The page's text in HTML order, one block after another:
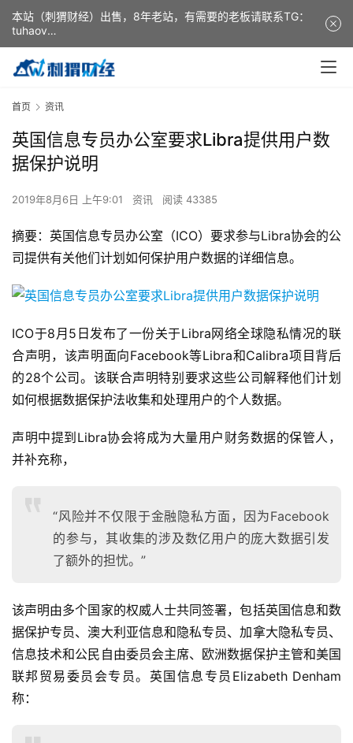
首页 资讯
英国信息专员办公室要求Libra提供用户数
据保护说明
2019年8月6日 上午9:01 资讯 阅读 43385
摘要：英国信息专员办公室（ICO）要求参与Libra协会的公
司提供有关他们计划如何保护用户数据的详细信息。
ICO于8月5日发布了一份关于Libra网络全球隐私情况的联
合声明，该声明面向Facebook等Libra和Calibra项目背后
的28个公司。该联合声明特别要求这些公司解释他们计划
如何根据数据保护法收集和处理用户的个人数据。
声明中提到Libra协会将成为大量用户财务数据的保管人，
并补充称，
“风险并不仅限于金融隐私方面，因为Facebook
的参与，其收集的涉及数亿用户的庞大数据引发
了额外的担忧。”
该声明由多个国家的权威人士共同签署，包括英国信息和数
据保护专员、澳大利亚信息和隐私专员、加拿大隐私专员、
信息技术和公民自由委员会主席、欧洲数据保护主管和美国
联邦贸易委员会专员。英国信息专员Elizabeth Denham
称：
本站（刺猬财经）出售，8年老站，有需要的老板请联系TG：
tuhaov
This website (ciweicaijing) is for sale. It is a 8-year-old
website. If you need it, please contact TG: tuhaov